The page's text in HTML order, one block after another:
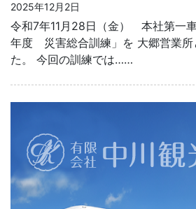
2025年12月2日
令和7年11月28日（金） 本社第一
年度 災害総合訓練」を 大郷営業所
た。 今回の訓練では……